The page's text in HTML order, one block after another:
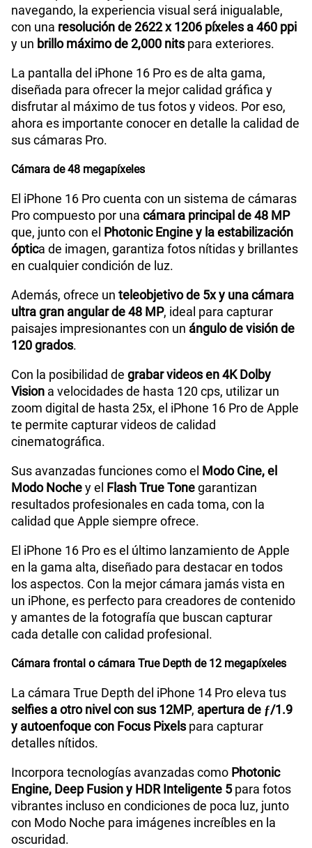
navegando, la experiencia visual será inigualable,
con una resolución de 2622 x 1206 píxeles a 460 ppi
y un brillo máximo de 2,000 nitspara exteriores.
La pantalla del iPhone 16 Pro es de alta gama,
diseñada para ofrecer la mejor calidad gráfica y
disfrutar al máximo de tus fotos y videos. Por eso,
ahora es importante conocer en detalle la calidad de
sus cámaras Pro.
Cámara de 48 megapíxeles
El iPhone 16 Pro cuenta con un sistema de cámaras
Pro compuesto por una cámara principal de 48 MP
que, junto con el Photonic Engine y la estabilización
óptica de imagen, garantiza fotos nítidas y brillantes
en cualquier condición de luz.
Además, ofrece un teleobjetivo de 5x y una cámara
ultra gran angular de 48 MP, ideal para capturar
paisajes impresionantes con un ángulo de visión de
120 grados.
Con la posibilidad de grabar videos en 4K Dolby
Vision a velocidades de hasta 120 cps, utilizar un
zoom digital de hasta 25x, el iPhone 16 Pro de Apple
te permite capturar videos de calidad
cinematográfica.
Sus avanzadas funciones como el Modo Cine, el
Modo Nochey el Flash True Tonegarantizan
resultados profesionales en cada toma, con la
calidad que Apple siempre ofrece.
El iPhone 16 Pro es el último lanzamiento de Apple
en la gama alta, diseñado para destacar en todos
los aspectos. Con la mejor cámara jamás vista en
un iPhone, es perfecto para creadores de contenido
y amantes de la fotografía que buscan capturar
cada detalle con calidad profesional.
Cámara frontal o cámara True Depth de 12 megapíxeles
La cámara True Depth del iPhone 14 Pro eleva tus
selfies a otro nivel con sus 12MP, apertura de ƒ/1.9
y autoenfoque con Focus Pixelspara capturar
detalles nítidos.
Incorpora tecnologías avanzadas como Photonic
Engine, Deep Fusion y HDR Inteligente 5para fotos
vibrantes incluso en condiciones de poca luz, junto
con Modo Noche para imágenes increíbles en la
oscuridad.